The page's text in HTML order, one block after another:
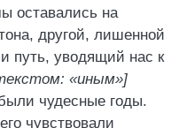
оставались на
другой, лишенной
путь, уводящий нас к
«иным»]
чудесные годы.
чувствовали